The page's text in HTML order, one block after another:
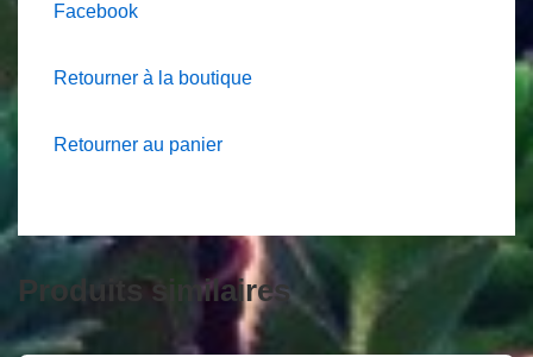
Facebook
Retourner à la boutique
Retourner au panier
Produits similaires